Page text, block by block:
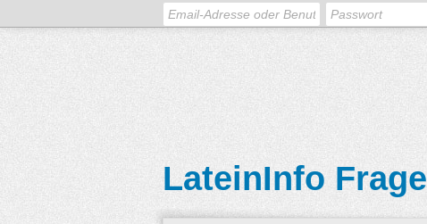
LateinInfo Frage